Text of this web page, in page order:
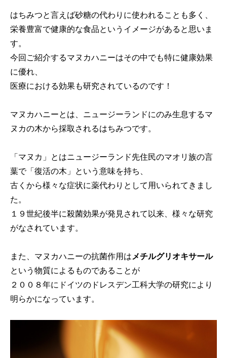
はちみつと言えば砂糖の代わりに使われることも多く、
栄養豊富で健康的な食品というイメージがあると思いま
す。
今回ご紹介するマヌカハニーはその中でも特に健康効果
に優れ、
医療における効果も研究されているのです！
マヌカハニーとは、ニュージーランドにのみ生息するマ
ヌカの木から採取されるはちみつです。
「マヌカ」とはニュージーランド先住民のマオリ族の言
葉で「復活の木」という意味を持ち、
古くから様々な症状に薬代わりとして用いられてきまし
た。
１９世紀後半に殺菌効果が発見されて以来、様々な研究
がなされています。
また、マヌカハニーの抗菌作用はメチルグリオキサール
という物質によるものであることが
２００８年にドイツのドレスデン工科大学の研究により
明らかになっています。